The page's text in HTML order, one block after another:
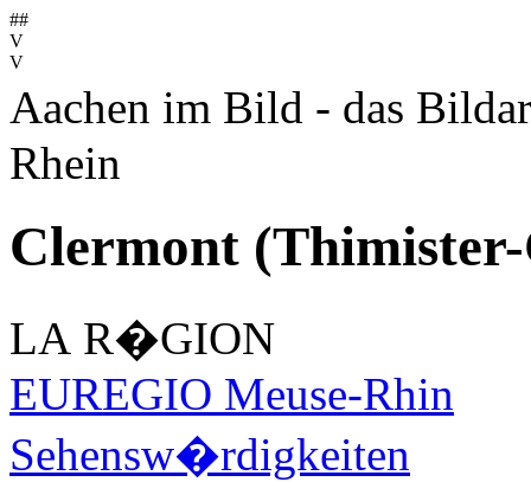
##
V
V
Aachen im Bild - das
Rhein
Clermont
LA R�GION
EUREGIO Meuse-Rhin
Sehensw�rdigkeiten